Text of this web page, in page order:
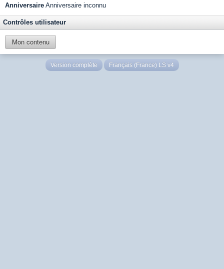
Anniversaire Anniversaire inconnu
Contrôles utilisateur
Mon contenu
Version complète Français (France) LS v4